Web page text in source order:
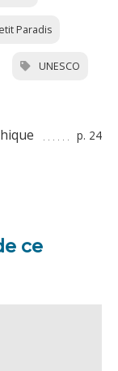
Paradis
UNESCO
p. 24
ce